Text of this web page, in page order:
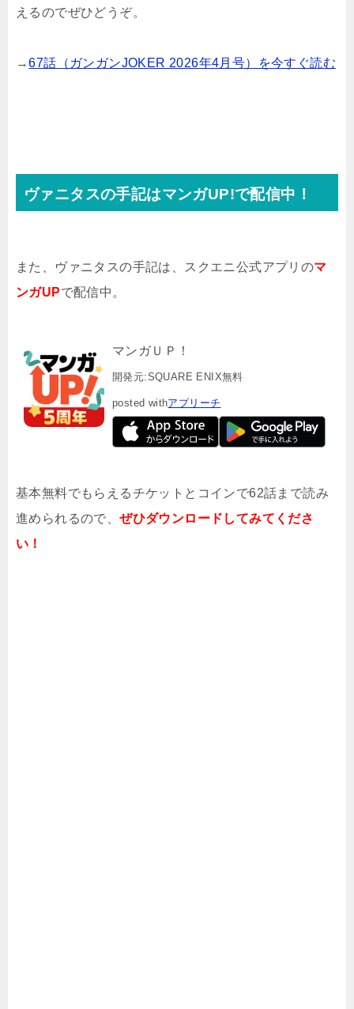
えるのでぜひどうぞ。
→67話（ガンガンJOKER 2026年4月号）を今すぐ読む
ヴァニタスの手記はマンガUP!で配信中！
また、ヴァニタスの手記は、スクエニ公式アプリのマ
ンガUPで配信中。
マンガＵＰ！
開発元:SQUARE ENIX無料
posted withアプリーチ
基本無料でもらえるチケットとコインで62話まで読み
進められるので、ぜひダウンロードしてみてくださ
い！